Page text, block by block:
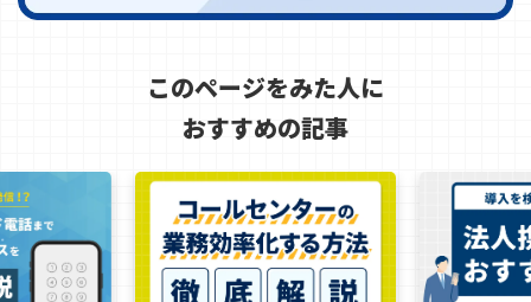
このページをみた人に
おすすめの記事